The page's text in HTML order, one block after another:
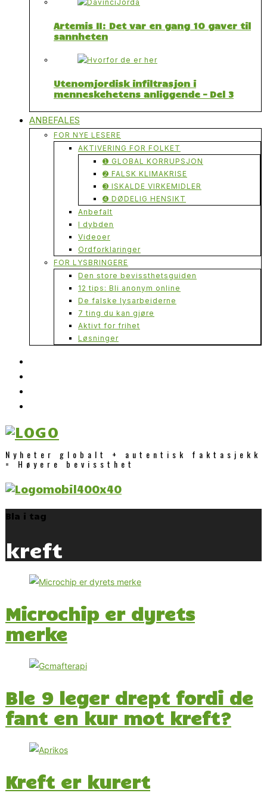
Artemis II: Det var en gang 10 gaver til
sannheten
Utenomjordisk infiltrasjon i
menneskehetens anliggende – Del 3
ANBEFALES
FOR NYE LESERE
AKTIVERING FOR FOLKET
➊ GLOBAL KORRUPSJON
➋ FALSK KLIMAKRISE
➌ ISKALDE VIRKEMIDLER
➍ DØDELIG HENSIKT
Anbefalt
I dybden
Videoer
Ordforklaringer
FOR LYSBRINGERE
Den store bevissthetsguiden
12 tips: Bli anonym online
De falske lysarbeiderne
7 ting du kan gjøre
Aktivt for frihet
Løsninger
Nyheter globalt + autentisk faktasjekk
= Høyere bevissthet
Bla i tag
kreft
Microchip er dyrets
merke
Ble 9 leger drept fordi de
fant en kur mot kreft?
Kreft er kurert